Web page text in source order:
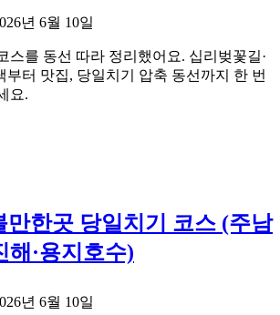
년 6월 10일
스를 동선 따라 정리했어요. 십리벚꽃길·
부터 맛집, 당일치기 압축 동선까지 한 번
요.
만한곳 당일치기 코스 (주남
해·용지호수)
년 6월 10일